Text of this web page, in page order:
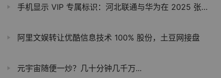
手机显示 VIP 专属标识：河北联通与华为在 2025 张北草原音乐节“秀肌肉”
阿里文娱转让优酷信息技术 100% 股份，土豆网接盘
元宇宙随便一炒？几十分钟几千万...